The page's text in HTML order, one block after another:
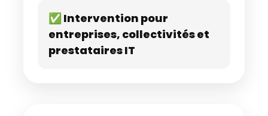
✅ Intervention pour
entreprises, collectivités et
prestataires IT